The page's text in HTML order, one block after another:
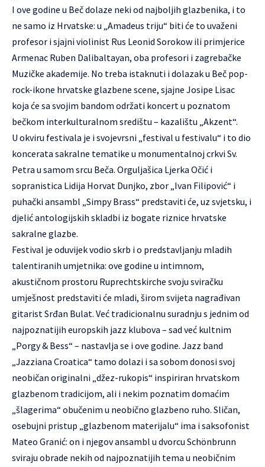
I ove godine u Beč dolaze neki od najboljih glazbenika, i to
ne samo iz Hrvatske: u „Amadeus triju“ biti će to uvaženi
profesor i sjajni violinist Rus Leonid Sorokow ili primjerice
Armenac Ruben Dalibaltayan, oba profesori i zagrebačke
Muzičke akademije. No treba istaknuti i dolazak u Beč pop-
rock-ikone hrvatske glazbene scene, sjajne Josipe Lisac
koja će sa svojim bandom održati koncert u poznatom
bečkom interkulturalnom središtu – kazalištu „Akzent“.
U okviru festivala je i svojevrsni „festival u festivalu“ i to dio
koncerata sakralne tematike u monumentalnoj crkvi Sv.
Petra u samom srcu Beča. Orguljašica Ljerka Očić i
sopranistica Lidija Horvat Dunjko, zbor „Ivan Filipović“ i
puhački ansambl „Simpy Brass“ predstaviti će, uz svjetsku, i
djelić antologijskih skladbi iz bogate riznice hrvatske
sakralne glazbe.
Festival je oduvijek vodio skrb i o predstavljanju mladih
talentiranih umjetnika: ove godine u intimnom,
akustičnom prostoru Ruprechtskirche svoju sviračku
umješnost predstaviti će mladi, širom svijeta nagrađivan
gitarist Srđan Bulat. Već tradicionalnu suradnju s jednim od
najpoznatijih europskih jazz klubova – sad već kultnim
„Porgy & Bess“ – nastavlja se i ove godine. Jazz band
„Jazziana Croatica“ tamo dolazi i sa sobom donosi svoj
neobičan originalni „džez-rukopis“ inspiriran hrvatskom
glazbenom tradicijom, ali i nekim poznatim domaćim
„šlagerima“ obučenim u neobično glazbeno ruho. Sličan,
osebujni pristup „glazbenom materijalu“ ima i saksofonist
Mateo Granić: on i njegov ansambl u dvorcu Schönbrunn
sviraju obrade nekih od najpoznatijih tema u neobičnim